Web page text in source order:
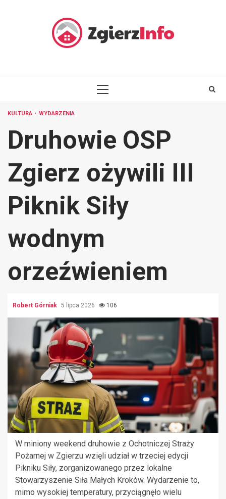
PRIMARY
KULTURA WYDARZENIA
Druhowie OSP
Zgierz ożywili III
Piknik Siły
wodnym
orzeźwieniem
Robert Górniak 5 lipca 2026 106
W miniony weekend druhowie z Ochotniczej Straży
Pożarnej w Zgierzu wzięli udział w trzeciej edycji
Pikniku Siły, zorganizowanego przez lokalne
Stowarzyszenie Siła Małych Kroków. Wydarzenie to,
mimo wysokiej temperatury, przyciągnęło wielu